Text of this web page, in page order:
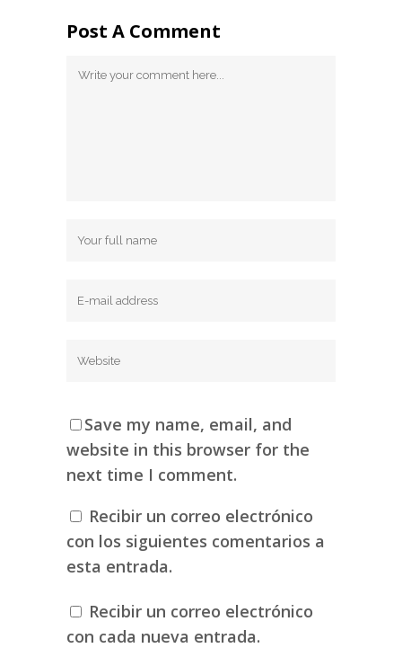
Post A Comment
Save my name, email, and
website in this browser for the
next time I comment.
Recibir un correo electrónico
con los siguientes comentarios a
esta entrada.
Recibir un correo electrónico
con cada nueva entrada.